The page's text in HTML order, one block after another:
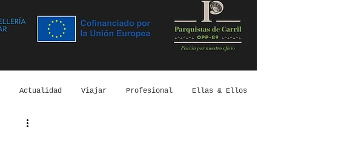
Actualidad Viajar Profesional Ellas & Ellos